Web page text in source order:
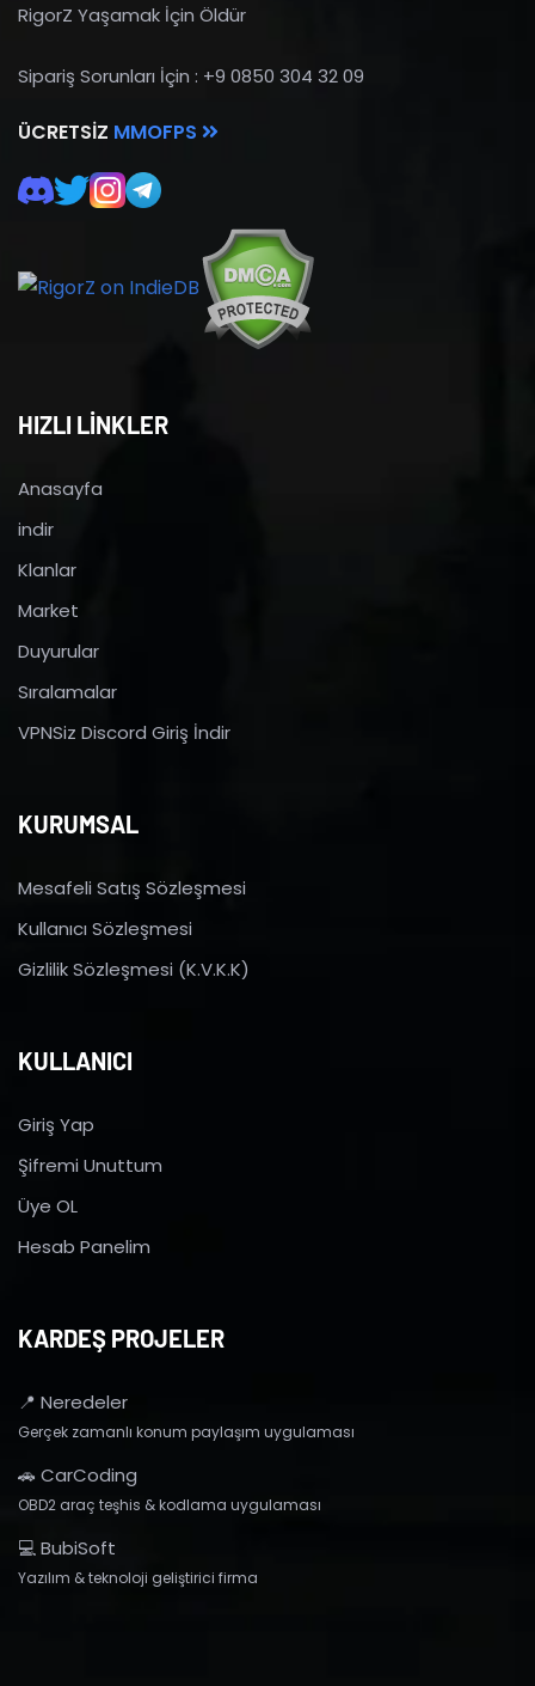
RigorZ Yaşamak İçin Öldür
Sipariş Sorunları İçin : +9 0850 304 32 09
ÜCRETSIZ MMOFPS
HIZLI LİNKLER
Anasayfa
indir
Klanlar
Market
Duyurular
Sıralamalar
VPNSiz Discord Giriş İndir
KURUMSAL
Mesafeli Satış Sözleşmesi
Kullanıcı Sözleşmesi
Gizlilik Sözleşmesi (K.V.K.K)
KULLANICI
Giriş Yap
Şifremi Unuttum
Üye OL
Hesab Panelim
KARDEŞ PROJELER
📍 Neredeler
Gerçek zamanlı konum paylaşım uygulaması
🚗 CarCoding
OBD2 araç teşhis & kodlama uygulaması
💻 BubiSoft
Yazılım & teknoloji geliştirici firma